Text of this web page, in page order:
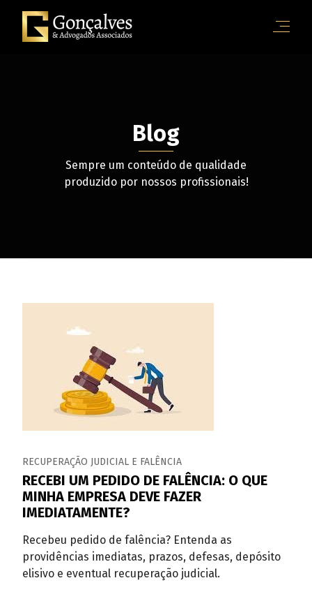
Blog
Sempre um conteúdo de qualidade
produzido por nossos profissionais!
RECUPERAÇÃO JUDICIAL E FALÊNCIA
RECEBI UM PEDIDO DE FALÊNCIA: O QUE
MINHA EMPRESA DEVE FAZER
IMEDIATAMENTE?
Recebeu pedido de falência? Entenda as
providências imediatas, prazos, defesas, depósito
elisivo e eventual recuperação judicial.